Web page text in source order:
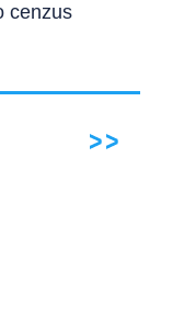
cenzus